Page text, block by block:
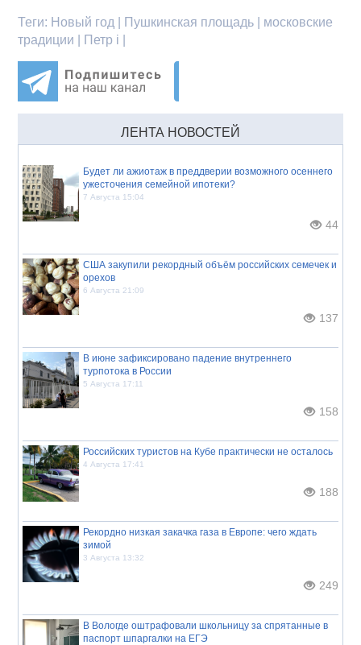
Теги: Новый год | Пушкинская площадь | московские
традиции | Петр i |
ЛЕНТА НОВОСТЕЙ
Будет ли ажиотаж в преддверии возможного осеннего
ужесточения семейной ипотеки?
7 Августа 15:04
44
США закупили рекордный объём российских семечек и
орехов
6 Августа 21:09
137
В июне зафиксировано падение внутреннего
турпотока в России
5 Августа 17:11
158
Российских туристов на Кубе практически не осталось
4 Августа 17:41
188
Рекордно низкая закачка газа в Европе: чего ждать
зимой
3 Августа 13:32
249
В Вологде оштрафовали школьницу за спрятанные в
паспорт шпаргалки на ЕГЭ